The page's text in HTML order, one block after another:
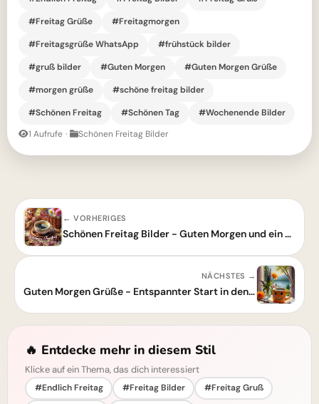
#Freitag Grüße
#Freitagmorgen
#Freitagsgrüße WhatsApp
#frühstück bilder
#gruß bilder
#Guten Morgen
#Guten Morgen Grüße
#morgen grüße
#schöne freitag bilder
#Schönen Freitag
#Schönen Tag
#Wochenende Bilder
1 Aufrufe · Schönen Freitag Bilder
← VORHERIGES
Schönen Freitag Bilder - Guten Morgen und ein perfektes Wochenende
NÄCHSTES →
Guten Morgen Grüße - Entspannter Start in den Tag
🔥 Entdecke mehr in diesem Stil
Klicke auf ein Thema, das dich interessiert
#Endlich Freitag #Freitag Bilder
#Freitag Gruß